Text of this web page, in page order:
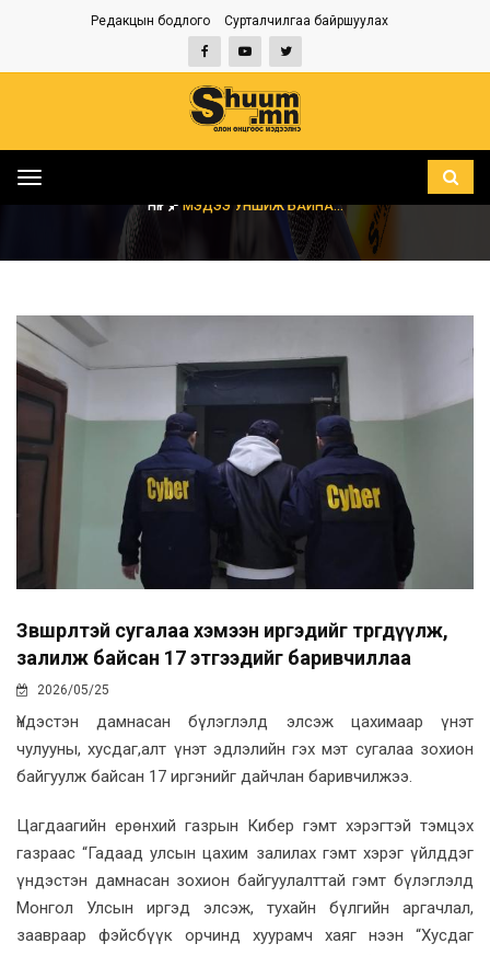
Редакцын бодлого Сурталчилгаа байршуулах
Toggle
НҮҮР МЭДЭЭ УНШИЖ БАЙНА...
Зөвшөөрөлтэй сугалаа хэмээн иргэдийг төөрөгдүүлж,
залилж байсан 17 этгээдийг баривчиллаа
2026/05/25
Үндэстэн дамнасан бүлэглэлд элсэж цахимаар үнэт
чулууны, хусдаг,алт үнэт эдлэлийн гэх мэт сугалаа зохион
байгуулж байсан 17 иргэнийг дайчлан баривчилжээ.
Цагдаагийн ерөнхий газрын Кибер гэмт хэрэгтэй тэмцэх
газраас “Гадаад улсын цахим залилах гэмт хэрэг үйлддэг
үндэстэн дамнасан зохион байгуулалттай гэмт бүлэглэлд
Монгол Улсын иргэд элсэж, тухайн бүлгийн аргачлал,
заавраар фэйсбүүк орчинд хуурамч хаяг нээн “Хусдаг